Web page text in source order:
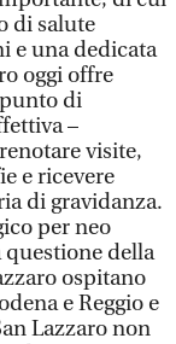
di salute
e una dedicata
oggi offre
di
–
visite,
e ricevere
di gravidanza.
per neo
della
ospitano
e Reggio e
Lazzaro non